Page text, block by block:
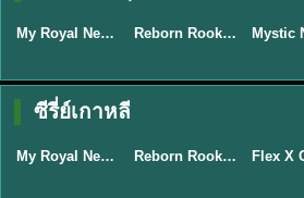
EP.14My Royal Nemesis ซับไทย (2026) ศัตรูหัวใจ นางร้ายวังหลวง ★8.1 Reborn Rookie มือใหม่หัดแค้น (2026) พากย์ไทย ซับไทย EP.1-12 ★9
ซีรี่ย์เกาหลี
EP.14
พากย์ไทย
TH EP. 14
My Royal Nemesis ซับไทย (2026) ศัตรูหัวใจ นางร้ายวังหลวง ★8.1 Reborn Rookie มือใหม่หัดแค้น (2026) พากย์ไทย ซับไทย EP.1-12 ★8